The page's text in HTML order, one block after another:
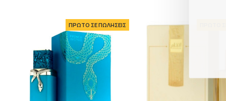
ΠΡΩΤΟ ΣΕ ΠΩΛΗΣΕΙΣ